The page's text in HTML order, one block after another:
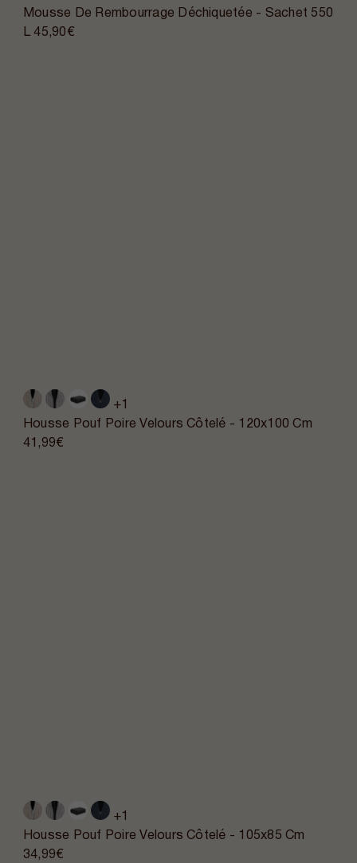
Mousse De Rembourrage Déchiquetée - Sachet 550
L45,90€
+1
Housse Pouf Poire Velours Côtelé - 120x100 Cm
41,99€
+1
Housse Pouf Poire Velours Côtelé - 105x85 Cm
34,99€